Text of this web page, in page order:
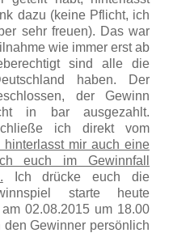
dazu (keine Pflicht, ich
sehr freuen). Das war
wie immer erst ab
sind alle die
haben. Der
der Gewinn
in bar ausgezahlt.
ich direkt vom
hinterlasst mir auch eine
euch im Gewinnfall
Ich drücke euch die
starte heute
02.08.2015 um 18.00
Gewinner persönlich